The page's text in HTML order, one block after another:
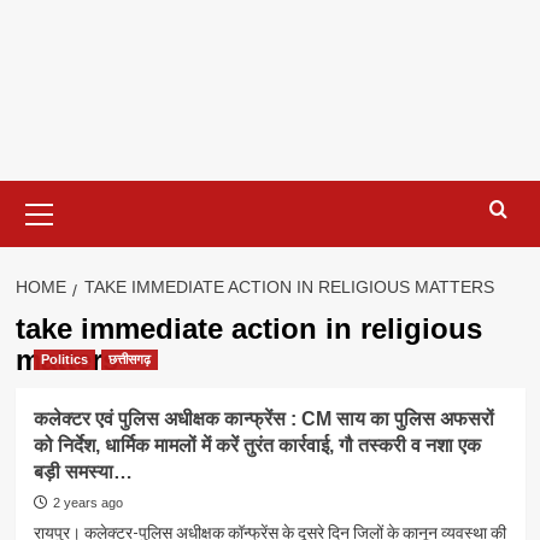
Menu
HOME TAKE IMMEDIATE ACTION IN RELIGIOUS MATTERS
take immediate action in religious
matters
Politics छत्तीसगढ़
कलेक्टर एवं पुलिस अधीक्षक कान्फ्रेंस : CM साय का पुलिस अफसरों
को निर्देश, धार्मिक मामलों में करें तुरंत कार्रवाई, गौ तस्करी व नशा एक
बड़ी समस्या…
2 years ago
रायपुर। कलेक्टर-पुलिस अधीक्षक कॉन्फ्रेंस के दूसरे दिन जिलों के कानून व्यवस्था की